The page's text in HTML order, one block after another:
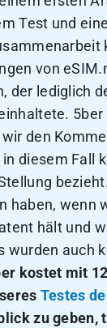
Test und
von
der lediglich
den
diesem Fall
haben, wenn
hält und
wurden auch
kostet mit
Testes
zu geben,